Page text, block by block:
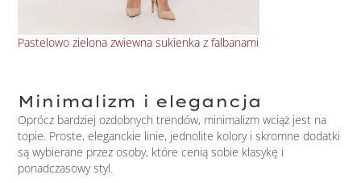
Pastelowo zielona zwiewna sukienka z falbanami
Minimalizm i elegancja
Oprócz bardziej ozdobnych trendów, minimalizm wciąż jest na
topie. Proste, eleganckie linie, jednolite kolory i skromne dodatki
są wybierane przez osoby, które cenią sobie klasykę i
ponadczasowy styl.